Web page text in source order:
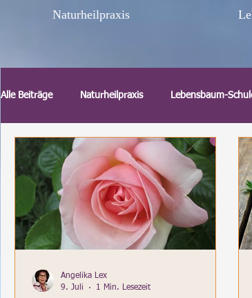
Naturheilpraxis
Alle Beiträge Naturheilpraxis Lebensbaum-
TCM Akupunktur Augenakupunktur
Gesundheit Reinkarnation Schamanismus
Angelika Lex
9. Juli
1 Min. Lesezeit